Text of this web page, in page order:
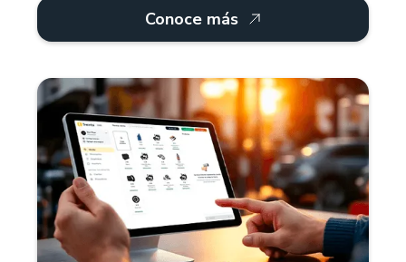
Conoce más
¿Por qué Treinta?
En el sector servicios, Treinta funciona como un
sistema de gestión integral que te permite